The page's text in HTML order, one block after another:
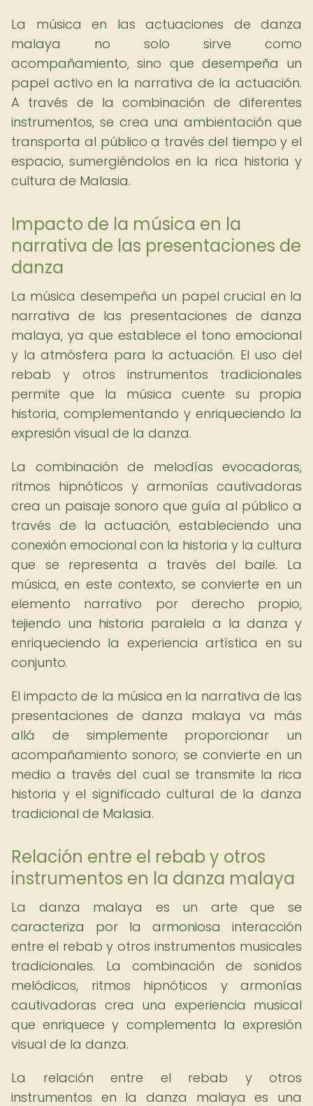
La música en las actuaciones de danza
malaya no solo sirve como
acompañamiento, sino que desempeña un
papel activo en la narrativa de la actuación.
A través de la combinación de diferentes
instrumentos, se crea una ambientación que
transporta al público a través del tiempo y el
espacio, sumergiéndolos en la rica historia y
cultura de Malasia.
Impacto de la música en la
narrativa de las presentaciones de
danza
La música desempeña un papel crucial en la
narrativa de las presentaciones de danza
malaya, ya que establece el tono emocional
y la atmósfera para la actuación. El uso del
rebab y otros instrumentos tradicionales
permite que la música cuente su propia
historia, complementando y enriqueciendo la
expresión visual de la danza.
La combinación de melodías evocadoras,
ritmos hipnóticos y armonías cautivadoras
crea un paisaje sonoro que guía al público a
través de la actuación, estableciendo una
conexión emocional con la historia y la cultura
que se representa a través del baile. La
música, en este contexto, se convierte en un
elemento narrativo por derecho propio,
tejiendo una historia paralela a la danza y
enriqueciendo la experiencia artística en su
conjunto.
El impacto de la música en la narrativa de las
presentaciones de danza malaya va más
allá de simplemente proporcionar un
acompañamiento sonoro; se convierte en un
medio a través del cual se transmite la rica
historia y el significado cultural de la danza
tradicional de Malasia.
Relación entre el rebab y otros
instrumentos en la danza malaya
La danza malaya es un arte que se
caracteriza por la armoniosa interacción
entre el rebab y otros instrumentos musicales
tradicionales. La combinación de sonidos
melódicos, ritmos hipnóticos y armonías
cautivadoras crea una experiencia musical
que enriquece y complementa la expresión
visual de la danza.
La relación entre el rebab y otros
instrumentos en la danza malaya es una